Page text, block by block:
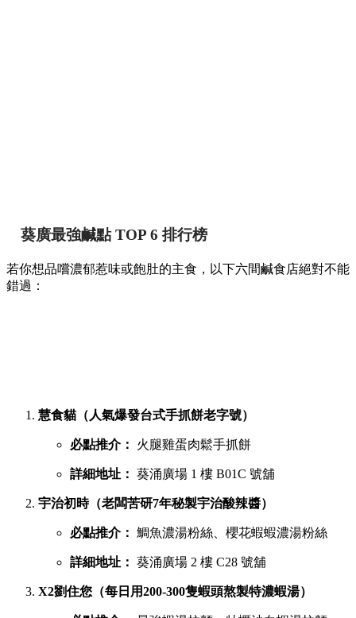
葵廣最強鹹點 TOP 6 排行榜
若你想品嚐濃郁惹味或飽肚的主食，以下六間鹹食店絕對不能
錯過：
慧食貓（人氣爆發台式手抓餅老字號）
必點推介： 火腿雞蛋肉鬆手抓餅
詳細地址： 葵涌廣場 1 樓 B01C 號舖
宇治初時（老闆苦研7年秘製宇治酸辣醬）
必點推介： 鯛魚濃湯粉絲、櫻花蝦蝦濃湯粉絲
詳細地址： 葵涌廣場 2 樓 C28 號舖
X2劉住您（每日用200-300隻蝦頭熬製特濃蝦湯）